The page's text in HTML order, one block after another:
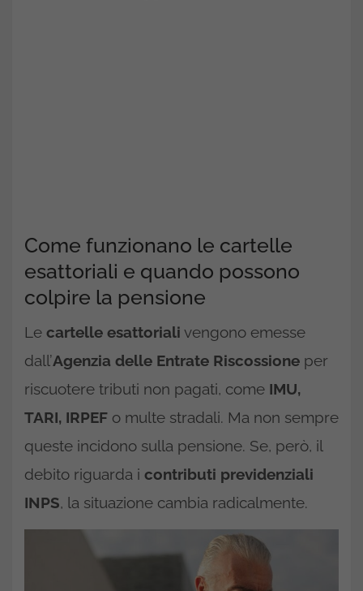
Come funzionano le cartelle
esattoriali e quando possono
colpire la pensione
Le cartelle esattoriali vengono emesse
dall’Agenzia delle Entrate Riscossione per
riscuotere tributi non pagati, come IMU,
TARI, IRPEF o multe stradali. Ma non sempre
queste incidono sulla pensione. Se, però, il
debito riguarda i contributi previdenziali
INPS, la situazione cambia radicalmente.